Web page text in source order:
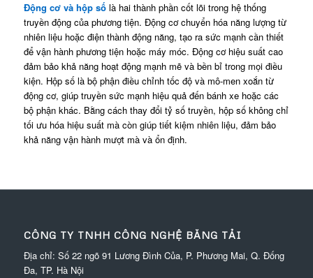
Động cơ và hộp sốlà hai thành phần cốt lõi trong hệ thống
truyền động của phương tiện. Động cơ chuyển hóa năng lượng từ
nhiên liệu hoặc điện thành động năng, tạo ra sức mạnh cần thiết
để vận hành phương tiện hoặc máy móc. Động cơ hiệu suất cao
đảm bảo khả năng hoạt động mạnh mẽ và bền bỉ trong mọi điều
kiện. Hộp số là bộ phận điều chỉnh tốc độ và mô-men xoắn từ
động cơ, giúp truyền sức mạnh hiệu quả đến bánh xe hoặc các
bộ phận khác. Bằng cách thay đổi tỷ số truyền, hộp số không chỉ
tối ưu hóa hiệu suất mà còn giúp tiết kiệm nhiên liệu, đảm bảo
khả năng vận hành mượt mà và ổn định.
CÔNG TY TNHH CÔNG NGHỆ BĂNG TẢI
Địa chỉ: Số 22 ngõ 91 Lương Đình Của, P. Phương Mai, Q. Đống
Đa, TP. Hà Nội